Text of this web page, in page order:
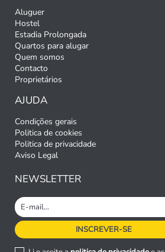
Aluguer
Hostel
Estadia Prolongada
Quartos para alugar
Quem somos
Contacto
Proprietários
AJUDA
Condições gerais
Politica de cookies
Politica de privacidade
Aviso Legal
NEWSLETTER